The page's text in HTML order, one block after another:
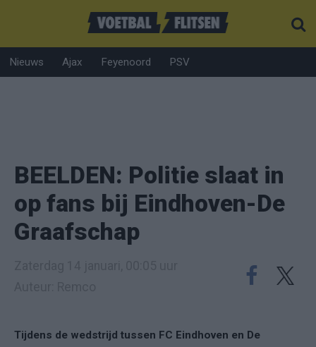
Nieuws Ajax Feyenoord PSV
BEELDEN: Politie slaat in
op fans bij Eindhoven-De
Graafschap
Tijdens de wedstrijd tussen FC Eindhoven en De